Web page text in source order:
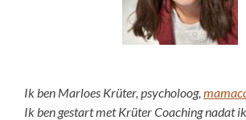
Ik ben Marloes Krüter, psycholoog,
Ik ben gestart met Krüter Coaching nadat